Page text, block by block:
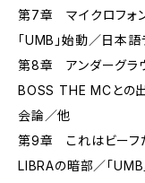
第7章 マイクロフォ
「UMB」始動／日本語
第8章 アンダーグラウ
BOSS THE MCとの
会論／他
第9章 これはビーフ
LIBRAの暗部／「UMB